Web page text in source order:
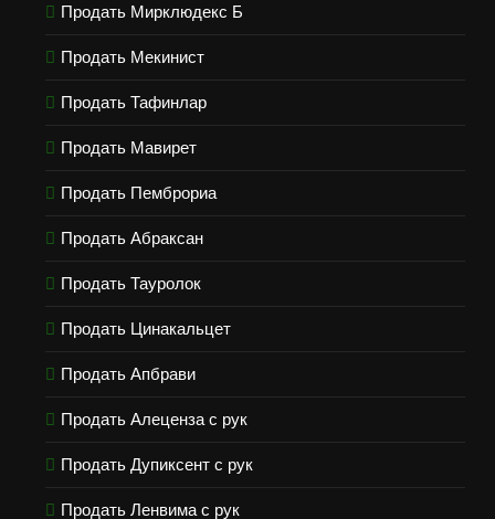
Продать Мирклюдекс Б
Продать Мекинист
Продать Тафинлар
Продать Мавирет
Продать Пемброриа
Продать Абраксан
Продать Тауролок
Продать Цинакальцет
Продать Апбрави
Продать Алеценза с рук
Продать Дупиксент с рук
Продать Ленвима с рук